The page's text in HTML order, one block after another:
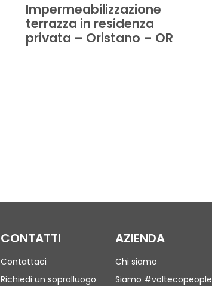
Impermeabilizzazione
terrazza in residenza
privata – Oristano – OR
CONTATTI
Contattaci
Richiedi un sopralluogo
AZIENDA
Chi siamo
Siamo #voltecopeople